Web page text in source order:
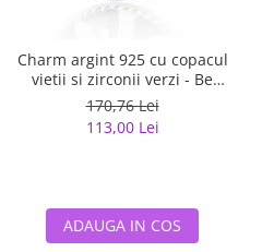
Charm argint 925 cu copacul
vietii si zirconii verzi - Be
Nature PST0059
170,76 Lei
113,00 Lei
ADAUGA IN COS